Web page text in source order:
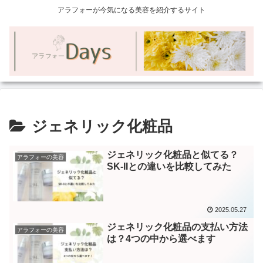
アラフォーが今気になる美容を紹介するサイト
ジェネリック化粧品
アラフォーの美容
ジェネリック化粧品と似てる？
SK-IIとの違いを比較してみた
2025.05.27
アラフォーの美容
ジェネリック化粧品の支払い方法
は？4つの中から選べます